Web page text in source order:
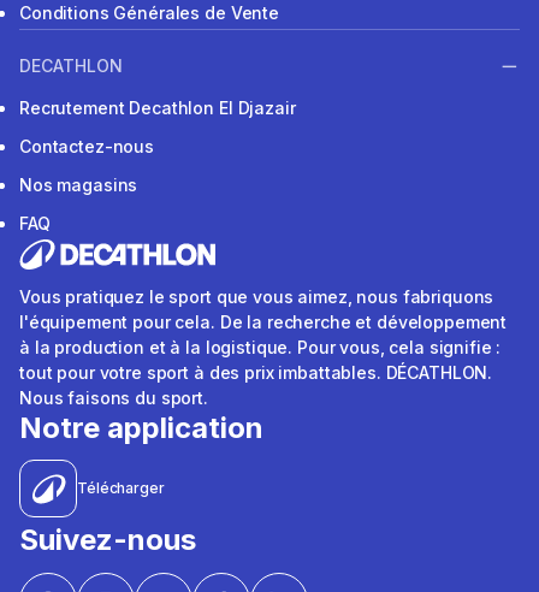
Conditions Générales de Vente
DECATHLON
Recrutement Decathlon El Djazair
Contactez-nous
Nos magasins
FAQ
Vous pratiquez le sport que vous aimez, nous fabriquons
l'équipement pour cela. De la recherche et développement
à la production et à la logistique. Pour vous, cela signifie :
tout pour votre sport à des prix imbattables. DÉCATHLON.
Nous faisons du sport.
Notre application
Télécharger
Suivez-nous